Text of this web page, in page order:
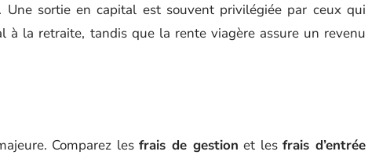
Une sortie en capital est souvent privilégiée par ceux qui
à la retraite, tandis que la rente viagère assure un revenu
Comparez lesfrais de gestion et lesfrais d’entrée